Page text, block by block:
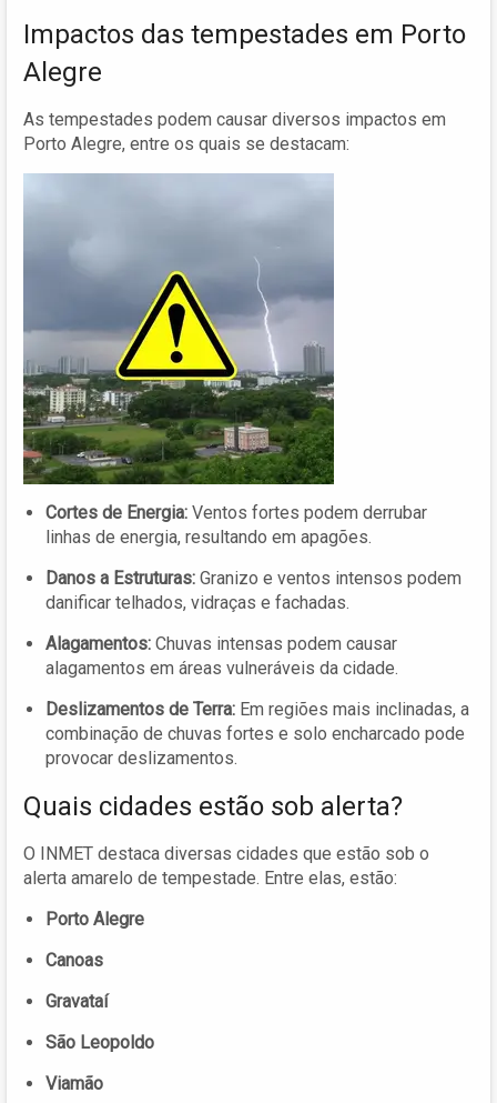
Impactos das tempestades em Porto
Alegre
As tempestades podem causar diversos impactos em
Porto Alegre, entre os quais se destacam:
Cortes de Energia: Ventos fortes podem derrubar
linhas de energia, resultando em apagões.
Danos a Estruturas: Granizo e ventos intensos podem
danificar telhados, vidraças e fachadas.
Alagamentos: Chuvas intensas podem causar
alagamentos em áreas vulneráveis da cidade.
Deslizamentos de Terra: Em regiões mais inclinadas, a
combinação de chuvas fortes e solo encharcado pode
provocar deslizamentos.
Quais cidades estão sob alerta?
O INMET destaca diversas cidades que estão sob o
alerta amarelo de tempestade. Entre elas, estão:
Porto Alegre
Canoas
Gravataí
São Leopoldo
Viamão